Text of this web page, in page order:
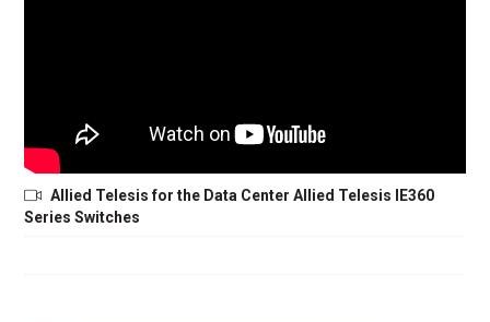
Allied Telesis for the Data Center Allied Telesis IE360
Series Switches